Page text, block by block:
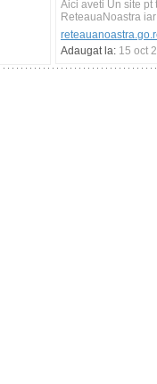
Aici aveti Un site
ReteauaNoastra
Adaugat la: 15 oct